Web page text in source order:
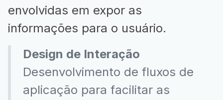
envolvidas em expor as
informações para o usuário.
Design de Interação
Desenvolvimento de fluxos de
aplicação para facilitar as